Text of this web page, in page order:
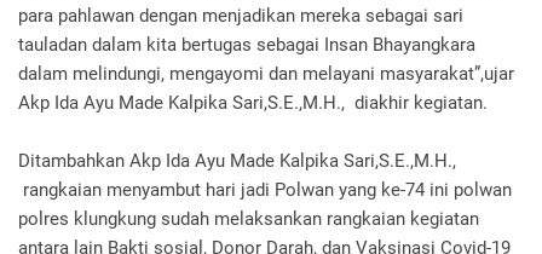
para pahlawan dengan menjadikan mereka sebagai sari
tauladan dalam kita bertugas sebagai Insan Bhayangkara
dalam melindungi, mengayomi dan melayani masyarakat”,ujar
Akp Ida Ayu Made Kalpika Sari,S.E.,M.H., diakhir kegiatan.
Ditambahkan Akp Ida Ayu Made Kalpika Sari,S.E.,M.H.,
rangkaian menyambut hari jadi Polwan yang ke-74 ini polwan
polres klungkung sudah melaksankan rangkaian kegiatan
antara lain Bakti sosial, Donor Darah, dan Vaksinasi Covid-19